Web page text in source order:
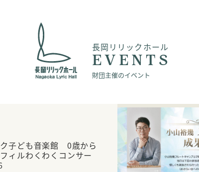
長岡リリックホール
EVENTS
財団主催のイベント
子ども音楽館 0歳から
ィルわくわくコンサー